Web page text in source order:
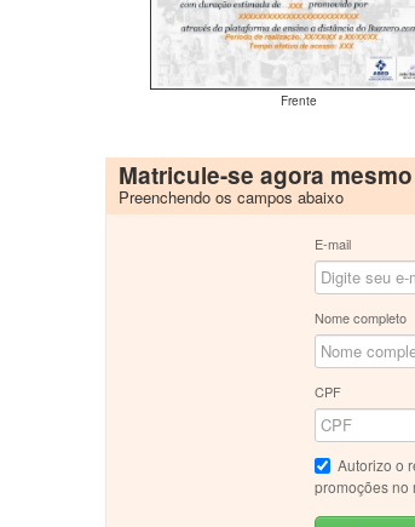
Frente
Matricule-se agora mesmo
Preenchendo os campos abaixo
E-mail
Nome completo
CPF
Autorizo o
promoções no